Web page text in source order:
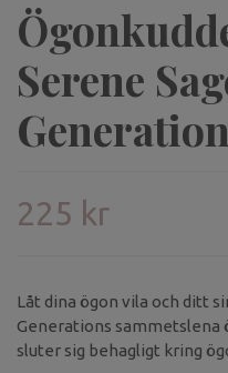
Serene
Generation
225 kr
Låt dina ögon vila och ditt
Generations sammetslena
sluter sig behagligt kring